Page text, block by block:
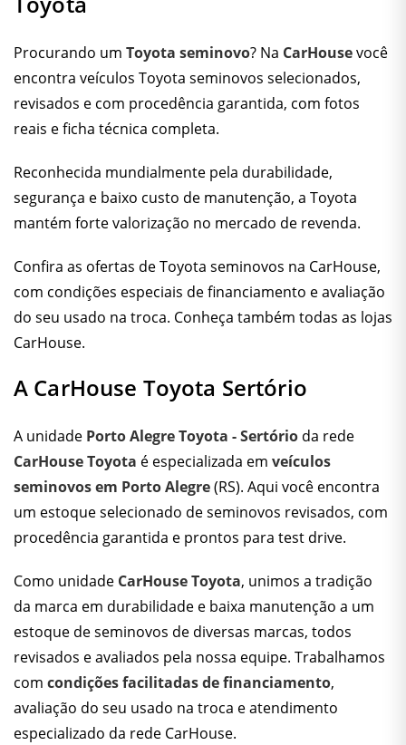
Procurando um Toyota seminovo? Na CarHousevocê
encontra veículos Toyota seminovos selecionados,
revisados e com procedência garantida, com fotos
reais e ficha técnica completa.
Reconhecida mundialmente pela durabilidade,
segurança e baixo custo de manutenção, a Toyota
mantém forte valorização no mercado de revenda.
Confira as ofertas de Toyota seminovos na CarHouse,
com condições especiais de financiamento e avaliação
do seu usado na troca. Conheça também todas as lojas
CarHouse.
A CarHouse Toyota Sertório
A unidade Porto Alegre Toyota - Sertório da rede
CarHouse Toyota é especializada em veículos
seminovos em Porto Alegre(RS). Aqui você encontra
um estoque selecionado de seminovos revisados, com
procedência garantida e prontos para test drive.
Como unidade CarHouse Toyota, unimos a tradição
da marca em durabilidade e baixa manutenção a um
estoque de seminovos de diversas marcas, todos
revisados e avaliados pela nossa equipe. Trabalhamos
com condições facilitadas de financiamento,
avaliação do seu usado na troca e atendimento
especializado da rede CarHouse.